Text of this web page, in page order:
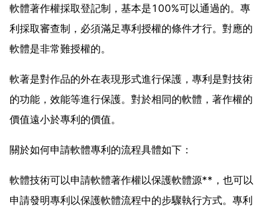
軟體著作權採取登記制，基本是100%可以通過的。專
利採取審查制，必須滿足專利授權的條件才行。對應的
軟體是非常難授權的。
軟著是對作品的外在表現形式進行保護，專利是對技術
的功能，效能等進行保護。對於相同的軟體，著作權的
價值遠小於專利的價值。
關於如何申請軟體專利的流程具體如下：
軟體技術可以申請軟體著作權以保護軟體源**，也可以
申請發明專利以保護軟體流程中的步驟執行方式。專利